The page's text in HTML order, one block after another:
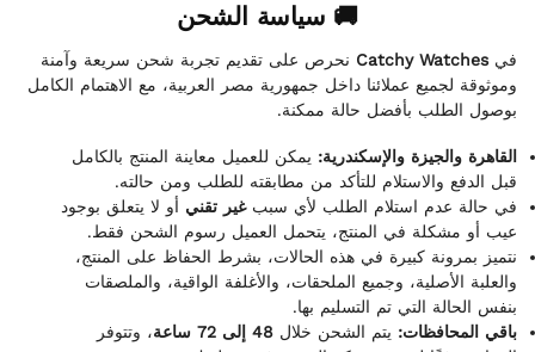
🚚 سياسة الشحن
فيCatchy Watches نحرص على تقديم تجربة شحن سريعة وآمنة
وموثوقة لجميع عملائنا داخل جمهورية مصر العربية، مع الاهتمام الكامل
بوصول الطلب بأفضل حالة ممكنة.
القاهرة والجيزة والإسكندرية: يمكن للعميل معاينة المنتج بالكامل
قبل الدفع والاستلام للتأكد من مطابقته للطلب ومن حالته.
في حالة عدم استلام الطلب لأي سببغير تقني أو لا يتعلق بوجود
عيب أو مشكلة في المنتج، يتحمل العميل رسوم الشحن فقط.
نتميز بمرونة كبيرة في هذه الحالات، بشرط الحفاظ على المنتج،
والعلبة الأصلية، وجميع الملحقات، والأغلفة الواقية، والملصقات
بنفس الحالة التي تم التسليم بها.
باقي المحافظات: يتم الشحن خلال 48 إلى 72 ساعة
، وتتوفر